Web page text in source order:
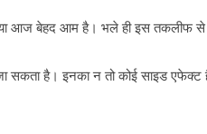
आज बेहद आम है। भले ही इस तकलीफ से
सकता है। इनका न तो कोई साइड